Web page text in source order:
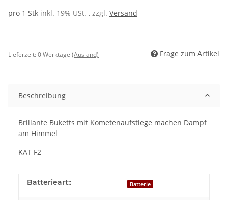
pro 1 Stk inkl. 19% USt. , zzgl. Versand
Lieferzeit:0 Werktage (Ausland) Frage zum Artikel
Beschreibung
Brillante Buketts mit Kometenaufstiege machen Dampf
am Himmel
KAT F2
Batterieart:: Batterie